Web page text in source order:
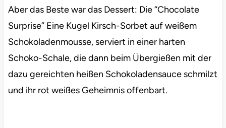
Aber das Beste war das Dessert: Die “Chocolate
Surprise” Eine Kugel Kirsch-Sorbet auf weißem
Schokoladenmousse, serviert in einer harten
Schoko-Schale, die dann beim Übergießen mit der
dazu gereichten heißen Schokoladensauce schmilzt
und ihr rot weißes Geheimnis offenbart.